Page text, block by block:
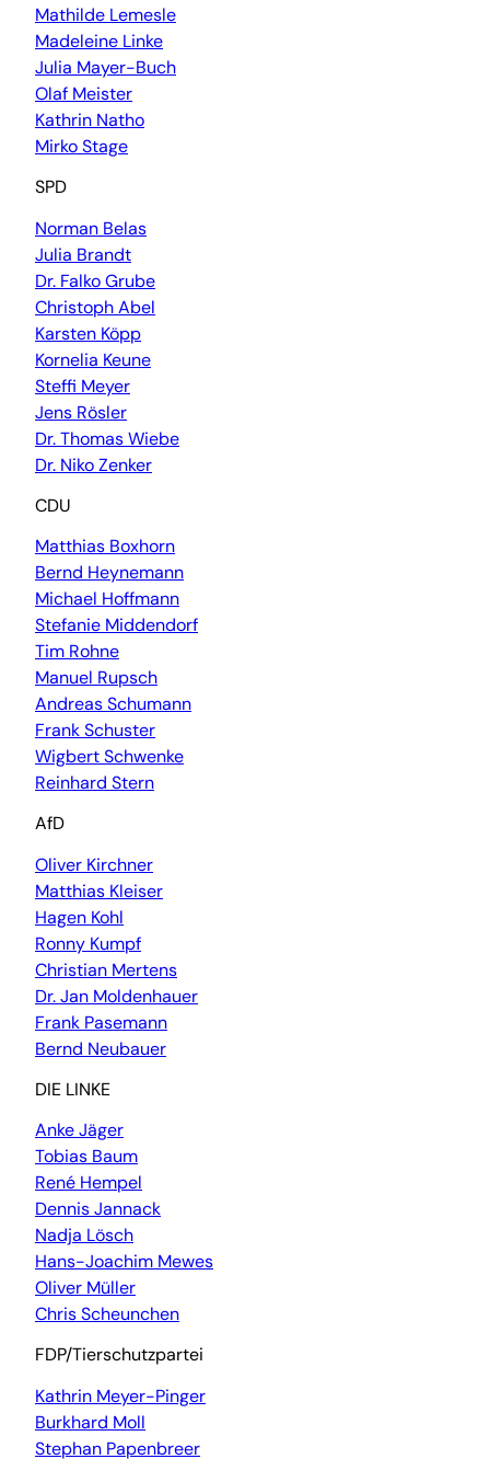
Mathilde Lemesle
Madeleine Linke
Julia Mayer-Buch
Olaf Meister
Kathrin Natho
Mirko Stage
SPD
Norman Belas
Julia Brandt
Dr. Falko Grube
Christoph Abel
Karsten Köpp
Kornelia Keune
Steffi Meyer
Jens Rösler
Dr. Thomas Wiebe
Dr. Niko Zenker
CDU
Matthias Boxhorn
Bernd Heynemann
Michael Hoffmann
Stefanie Middendorf
Tim Rohne
Manuel Rupsch
Andreas Schumann
Frank Schuster
Wigbert Schwenke
Reinhard Stern
AfD
Oliver Kirchner
Matthias Kleiser
Hagen Kohl
Ronny Kumpf
Christian Mertens
Dr. Jan Moldenhauer
Frank Pasemann
Bernd Neubauer
DIE LINKE
Anke Jäger
Tobias Baum
René Hempel
Dennis Jannack
Nadja Lösch
Hans-Joachim Mewes
Oliver Müller
Chris Scheunchen
FDP/Tierschutzpartei
Kathrin Meyer-Pinger
Burkhard Moll
Stephan Papenbreer